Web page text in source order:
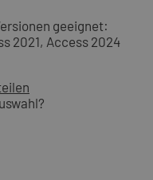
geeignet:
2021, Access 2024